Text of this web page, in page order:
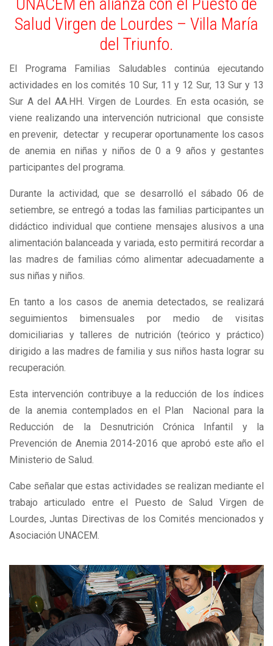
UNACEM en alianza con el Puesto de
Salud Virgen de Lourdes – Villa María
del Triunfo.
El Programa Familias Saludables continúa ejecutando
actividades en los comités 10 Sur, 11 y 12 Sur, 13 Sur y 13
Sur A del AA.HH. Virgen de Lourdes. En esta ocasión, se
viene realizando una intervención nutricional que consiste
en prevenir, detectar y recuperar oportunamente los casos
de anemia en niñas y niños de 0 a 9 años y gestantes
participantes del programa.
Durante la actividad, que se desarrolló el sábado 06 de
setiembre, se entregó a todas las familias participantes un
didáctico individual que contiene mensajes alusivos a una
alimentación balanceada y variada, esto permitirá recordar a
las madres de familias cómo alimentar adecuadamente a
sus niñas y niños.
En tanto a los casos de anemia detectados, se realizará
seguimientos bimensuales por medio de visitas
domiciliarias y talleres de nutrición (teórico y práctico)
dirigido a las madres de familia y sus niños hasta lograr su
recuperación.
Esta intervención contribuye a la reducción de los índices
de la anemia contemplados en el Plan Nacional para la
Reducción de la Desnutrición Crónica Infantil y la
Prevención de Anemia 2014-2016 que aprobó este año el
Ministerio de Salud.
Cabe señalar que estas actividades se realizan mediante el
trabajo articulado entre el Puesto de Salud Virgen de
Lourdes, Juntas Directivas de los Comités mencionados y
Asociación UNACEM.